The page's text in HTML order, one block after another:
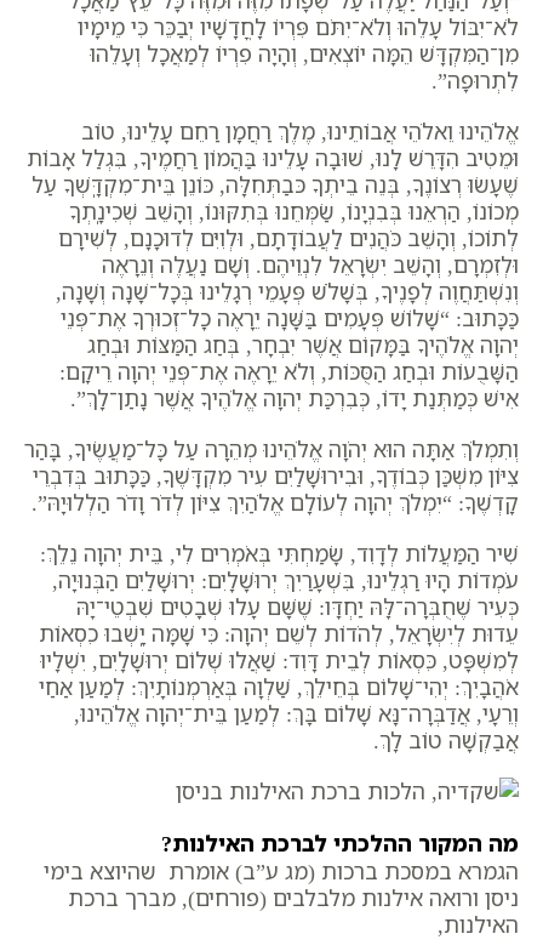
לֹא־יִבּוֹל עָלֵהוּ וְלֹא־יִתֹּם פִּרְיוֹ לָחֳדָשָׁיו יְבַכֵּר כִּי מֵימָיו
מִן־הַמִּקְדָּשׁ הֵמָּה יוֹצְאִים, וְהָיָה פִרְיוֹ לְמַאֲכָל וְעָלֵהוּ
לִתְרוּפָה”.
אֱלֹהֵינוּ וֵאלֹהֵי אֲבוֹתֵינוּ, מֶלֶךְ רַחֲמָן רַחֵם עָלֵינוּ, טוֹב
וּמֵטִיב הִדָּרֵשׁ לָנוּ, שׁוּבָה עָלֵינוּ בַּהֲמוֹן רַחֲמֶיךָ, בִּגְלַל אָבוֹת
שֶׁעָשׂוּ רְצוֹנֶךָ, בְּנֵה בֵיתְךָ כּבַתְּחִלָּה, כּוֹנֵן בֵּית־מִקְדָּֽשְׁךָ עַל
מְכוֹנוֹ, הַרְאֵנוּ בְּבִנְיָנוֹ, שַׂמְּחֵנוּ בְּתִקּוּנוֹ, וְהָשֵׁב שְׁכִינָֽתְךָ
לְתוֹכוֹ, וְהָשֵׁב כֹּהֲנִים לַעֲבוֹדָתָם, וּלְוִיִּם לְדוּכָנָם, לְשִׁירָם
וּלְזִמְרָם, וְהָשֵׁב יִשְׂרָאֵל לִנְוֵיהֶם. וְשָׁם נַעֲלֶה וְנֵרָאֶה
וְנִשְׁתַּחֲוֶה לְפָנֶיךָ, בְּשָׁלֹשׁ פְּעָמֵי רְגָלֵינוּ בְּכָל־שָׁנָה וְשָׁנָה,
כַּכָּתוּב: “שָׁלוֹשׁ פְּעָמִים בַּשָּׁנָה יֵרָאֶה כָל־זְכוּרְךָ אֶת־פְּנֵי
יְהוָה אֱלֹהֶיךָ בַּמָּקוֹם אֲשֶׁר יִבְחָר, בְּחַג הַמַּצּוֹת וּבְחַג
הַשָּׁבֻעוֹת וּבְחַג הַסֻּכּוֹת, וְלֹא יֵרָאֶה אֶת־פְּנֵי יְהוָה רֵיקָם:
אִישׁ כְּמַתְּנַת יָדוֹ, כְּבִרְכַּת יְהוָה אֱלֹהֶיךָ אֲשֶׁר נָתַן־לָךְ”.
וְתִמְלֹךְ אַתָּה הוּא יְהֹוָה אֱלֹהֵינוּ מְהֵרָה עַל כָּל־מַעֲשֶׂיךָ, בָּהַר
צִיּוֹן מִשְׁכַּן כְּבוֹדֶךָ, וּבִירוּשָׁלַיִם עִיר מִקְדָּשֶׁךָ, כַּכָּתוּב בְּדִבְרֵי
קָדְשֶׁךָ: “יִמְלֹךְ יְהוָה לְעוֹלָם אֱלֹהַיִךְ צִיּוֹן לְדֹר וָדֹר הַלְלוּיָהּ”.
שִׁיר הַמַּעֲלוֹת לְדָוִד, שָׂמַחְתִּי בְּאֹמְרִים לִי, בֵּית יְהוָה נֵלֵךְ:
עֹמְדוֹת הָיוּ רַגְלֵינוּ, בִּשְׁעָרַיִךְ יְרוּשָׁלָיִם: יְרוּשָׁלַיִם הַבְּנוּיָה,
כְּעִיר שֶׁחֻבְּרָה־לָּהּ יַחְדָּו: שֶׁשָּׁם עָלוּ שְׁבָטִים שִׁבְטֵי־יָהּ
עֵדוּת לְיִשְׂרָאֵל, לְהֹדוֹת לְשֵׁם יְהוָה: כִּי שָׁמָּה יָֽשְׁבוּ כִסְאוֹת
לְמִשְׁפָּט, כִּסְאוֹת לְבֵית דָּוִד: שַׁאֲלוּ שְׁלוֹם יְרוּשָׁלָיִם, יִשְׁלָיוּ
אֹהֲבָיִךְ: יְהִי־שָׁלוֹם בְּחֵילֵךְ, שַׁלְוָה בְּאַרְמְנוֹתָיִךְ: לְמַעַן אַחַי
וְרֵעָי, אֲדַבְּרָה־נָּא שָׁלוֹם בָּךְ: לְמַעַן בֵּית־יְהוָה אֱלֹהֵינוּ,
אֲבַקְשָׁה טוֹב לָךְ.
מה המקור ההלכתי לברכת האילנות?
הגמרא במסכת ברכות (מג ע”ב) אומרת שהיוצא בימי
ניסן ורואה אילנות מלבלבים (פורחים), מברך ברכת
האילנות,